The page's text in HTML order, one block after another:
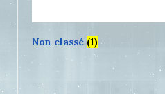
Non classé (1)